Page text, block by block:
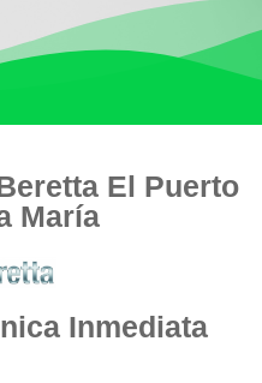
El Puerto
María
Inmediata